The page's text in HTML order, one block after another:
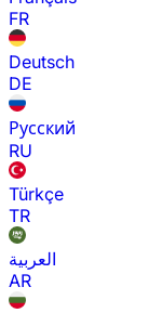
FR
Deutsch
DE
Русский
RU
Türkçe
TR
العربية
AR